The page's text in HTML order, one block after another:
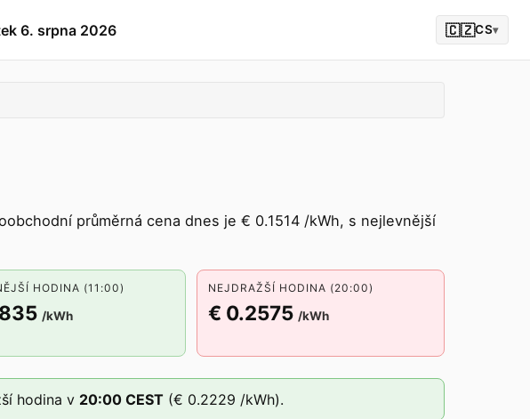
6. srpna 2026 🇨🇿CS▾
průměrná cena dnes je € 0.1514 /kWh, s nejlevnější
HODINA (11:00)
/kWh
NEJDRAŽŠÍ HODINA (20:00)
€ 0.2575 /kWh
hodina v 20:00 CEST (€ 0.2229 /kWh).